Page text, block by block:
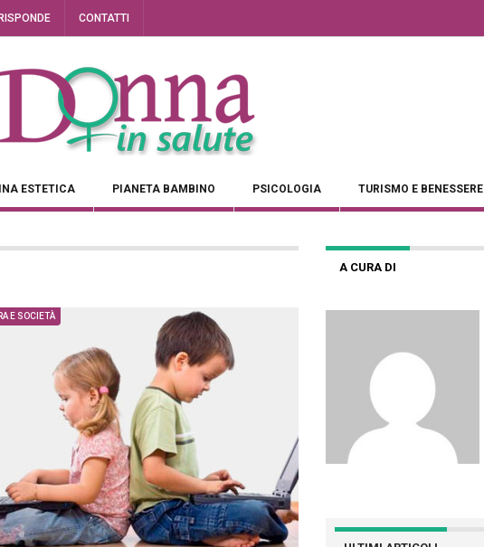
CONTATTI
ESTETICA PIANETA BAMBINO PSICOLOGIA TURISMO E BENESSERE
E SOCIETÀ
A CURA DI